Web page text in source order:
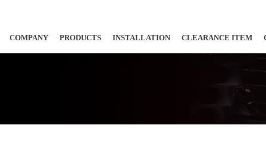
COMPANY PRODUCTS INSTALLATION CLEARANCE ITEM